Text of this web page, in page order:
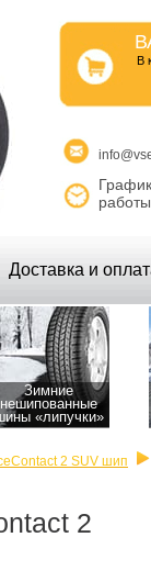
B
График
работы
Доставка и
Зимние
нешипованные
«липучки»
2 SUV шип
2